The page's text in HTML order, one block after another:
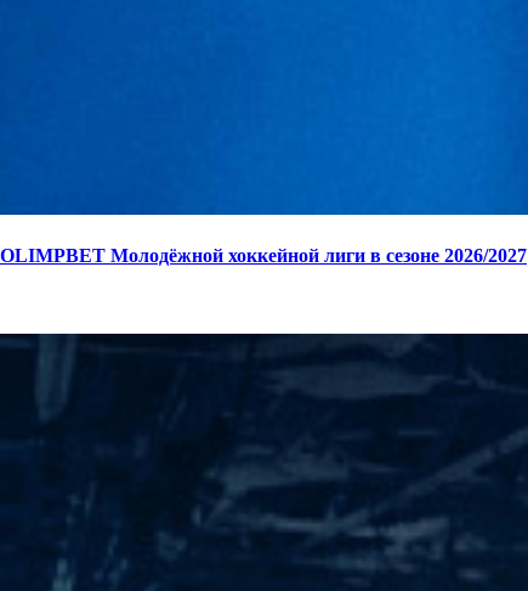
Молодёжной хоккейной лиги в сезоне 2026/2027